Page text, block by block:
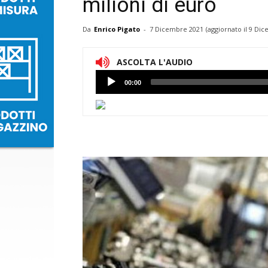
milioni di euro
Da Enrico Pigato - 7 Dicembre 2021 (aggiornato il 9
ASCOLTA L'AUDIO
Lettore
Audio
00:00